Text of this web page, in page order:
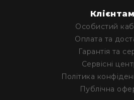
RF
кабелі
RF
Тайм-
коди
тайм-
Клієнтам
Особистий
Оплата та
Гарантія та
Сервісні
Політика
Публічна